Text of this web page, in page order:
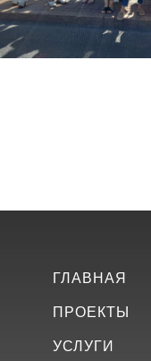
ГЛАВНАЯ
ПРОЕКТЫ
УСЛУГИ